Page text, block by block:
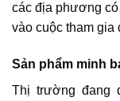
các địa phương
vào cuộc tham gia
Sản phẩm minh
Thị trường đang